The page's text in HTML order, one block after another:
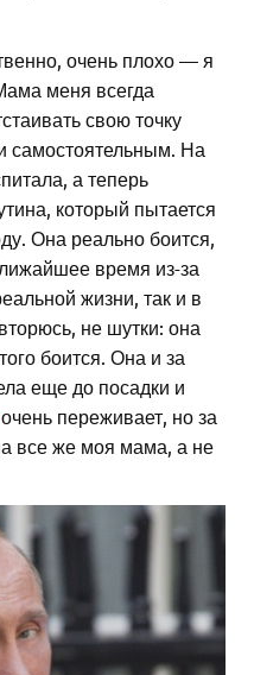
очень плохо — я
меня всегда
свою точку
самостоятельным. На
а теперь
который пытается
Она реально боится,
время из-за
жизни, так и в
не шутки: она
боится. Она и за
еще до посадки и
очень переживает, но за
все же моя мама, а не